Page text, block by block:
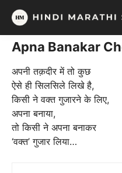
Skip
content
Apna Banakar
अपनी तक़दीर में तो कुछ
ऐसे ही सिलसिले लिखे है,
किसी ने वक्त गुजारने के लिए,
अपना बनाया,
तो किसी ने अपना बनाकर
‘वक्त’ गुजार लिया…